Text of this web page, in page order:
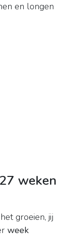
en longen
weken
groeien, jij
week